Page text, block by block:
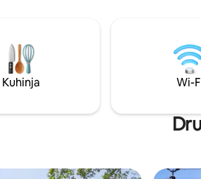
Kuhinja Wi-